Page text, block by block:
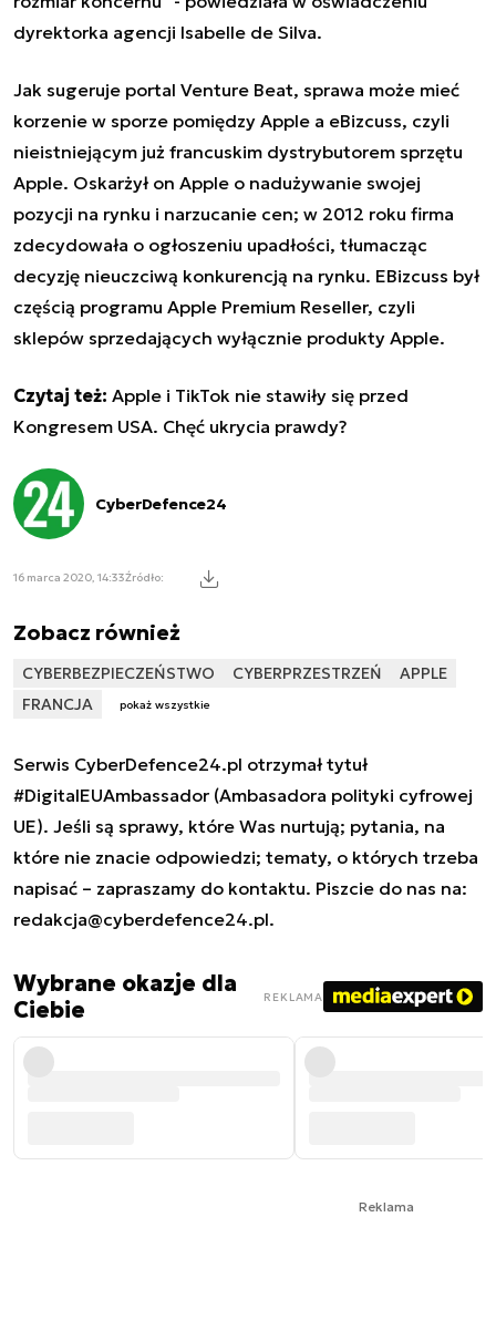
dyrektorka agencji Isabelle de Silva.
Jak sugeruje portal Venture Beat, sprawa może mieć
korzenie w sporze pomiędzy Apple a eBizcuss, czyli
nieistniejącym już francuskim dystrybutorem sprzętu
Apple. Oskarżył on Apple o nadużywanie swojej
pozycji na rynku i narzucanie cen; w 2012 roku firma
zdecydowała o ogłoszeniu upadłości, tłumacząc
decyzję nieuczciwą konkurencją na rynku. EBizcuss był
częścią programu Apple Premium Reseller, czyli
sklepów sprzedających wyłącznie produkty Apple.
Czytaj też: Apple i TikTok nie stawiły się przed
Kongresem USA. Chęć ukrycia prawdy?
CyberDefence24
16 marca 2020, 14:33Źródło:
Zobacz również
CYBERBEZPIECZEŃSTWO CYBERPRZESTRZEŃ
APPLE
FRANCJA
pokaż wszystkie
Serwis CyberDefence24.pl otrzymał tytuł
#DigitalEUAmbassador (Ambasadora polityki cyfrowej
UE). Jeśli są sprawy, które Was nurtują; pytania, na
które nie znacie odpowiedzi; tematy, o których trzeba
napisać – zapraszamy do kontaktu. Piszcie do nas na:
redakcja@cyberdefence24.pl.
Wybrane okazje dla
Ciebie
REKLAMA
Reklama